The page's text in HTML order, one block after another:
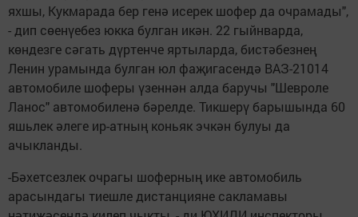
яхшы, Кукмарада бер генә исерек шофер да очрамады",
- дип сөенүебез юкка булган икән. 22 гыйнварда,
көндезге сәгать дүртенче яртыларда, бистәбезнең
Ленин урамында булган юл фаҗигасендә ВАЗ-21014
автомобиле шоферы үзеннән алда баручы "Шевроле
Ланос" автомобиленә бәрелде. Тикшерү барышында 60
яшьлек әлеге ир-атның коньяк эчкән булуы да
ачыкланды.
-Бәхетсезлек очрагы шоферның ике автомобиль
арасындагы тиешле дистанцияне сакламавы